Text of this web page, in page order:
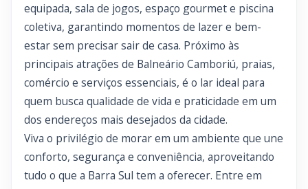
equipada, sala de jogos, espaço gourmet e piscina
coletiva, garantindo momentos de lazer e bem-
estar sem precisar sair de casa. Próximo às
principais atrações de Balneário Camboriú, praias,
comércio e serviços essenciais, é o lar ideal para
quem busca qualidade de vida e praticidade em um
dos endereços mais desejados da cidade.
Viva o privilégio de morar em um ambiente que une
conforto, segurança e conveniência, aproveitando
tudo o que a Barra Sul tem a oferecer. Entre em